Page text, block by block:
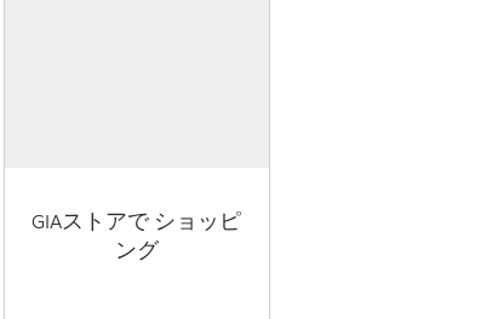
GIAストアで ショッピ
ング